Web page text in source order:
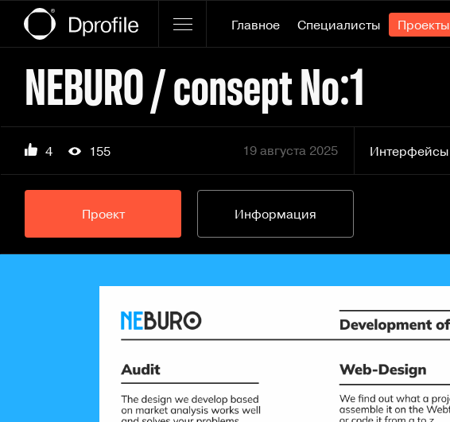
Главное Специалисты Проекты
NEBURO / consept No:1
4 155 19 августа 2025 Интерфейсы
Проект Информация